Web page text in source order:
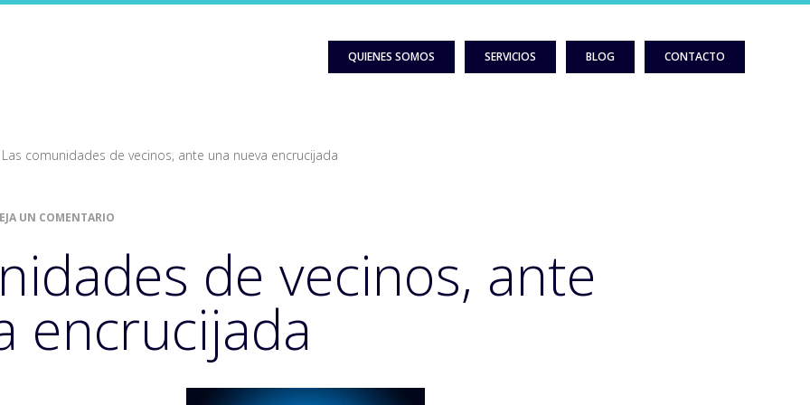
QUIENES SOMOS SERVICIOS BLOG CONTACTO
Las comunidades de vecinos, ante una nueva encrucijada
UN COMENTARIO
de vecinos, ante
encrucijada